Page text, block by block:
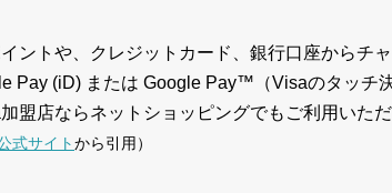
イントや、クレジットカード、銀行口座からチャ
Pay (iD) または Google Pay™（Visaのタッチ
盟店ならネットショッピングでもご利用いただ
式サイトから引用）